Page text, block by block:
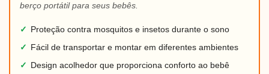
berço portátil para seus bebês.
✓
Proteção contra mosquitos e insetos durante o sono
✓
Fácil de transportar e montar em diferentes ambientes
✓
Design acolhedor que proporciona conforto ao bebê